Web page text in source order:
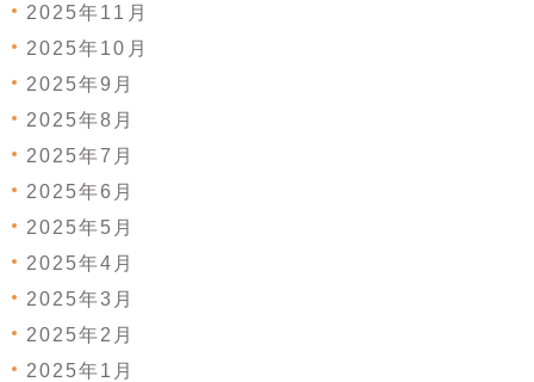
2025年11月
2025年10月
2025年9月
2025年8月
2025年7月
2025年6月
2025年5月
2025年4月
2025年3月
2025年2月
2025年1月